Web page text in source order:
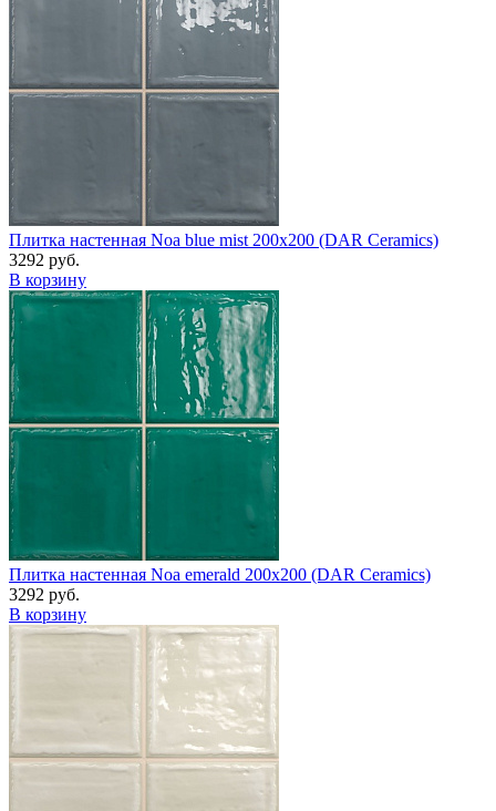
Плитка настенная Noa blue mist 200x200 (DAR Сeramics)
3292 руб.
В корзину
Плитка настенная Noa emerald 200x200 (DAR Сeramics)
3292 руб.
В корзину